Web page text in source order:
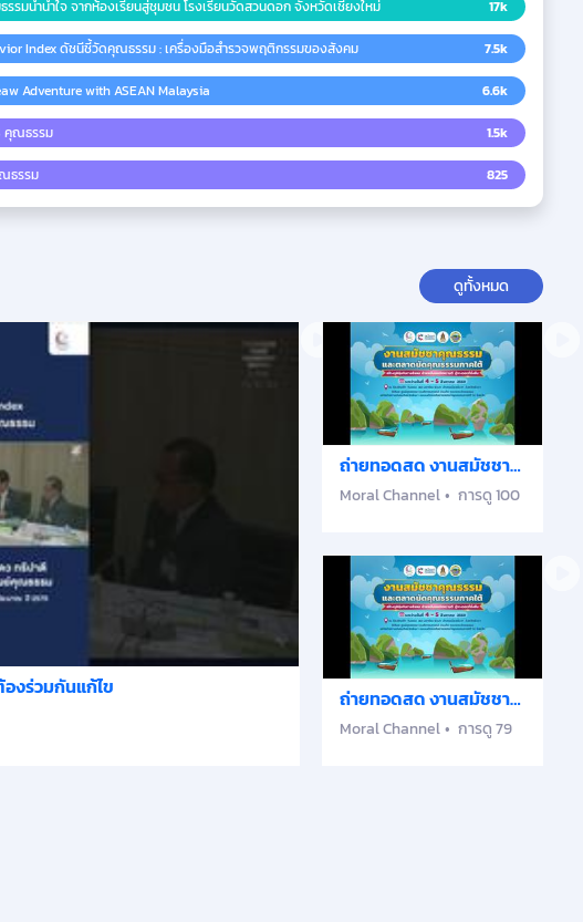
ตอนที่ 7 หอมธรรมนำน้ำใจ จากห้องเรียนสู่ชุมชน โรงเรียนวัดสวนดอก จังหวัดเชียงใหม่ 17k
Index ดัชนีชี้วัดคุณธรรม : เครื่องมือสำรวจพฤติกรรมของสังคม 7.5k
Adventure with ASEAN Malaysia 6.6k
คุณธรรม 1.5k
ธรรม 825
ดูทั้งหมด
งร่วมกันแก้ไข
ถ่ายทอดสด งานสมัชชา
คุณธรรมและตลาดนัด
คุณธรรมภาคใต้
Moral Channel การดู 100
ถ่ายทอดสด งานสมัชชา
คุณธรรมและตลาดนัด
คุณธรรมภาคใต้
Moral Channel การดู 79